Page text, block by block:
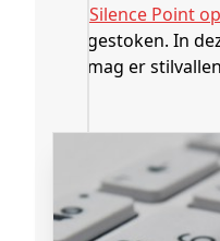
Silence Point
gestoken. In
mag er